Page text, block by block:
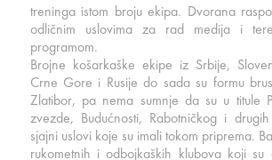
treninga istom broju ekipa. Dvorana
odličnim uslovima za rad medija i
programom.
Brojne košarkaške ekipe iz Srbije,
Crne Gore i Rusije do sada su formu
Zlatibor, pa nema sumnje da su u titule
zvezde, Budućnosti, Rabotničkog i
sjajni uslovi koje su imali tokom priprema.
rukometnih i odbojkaških klubova koji